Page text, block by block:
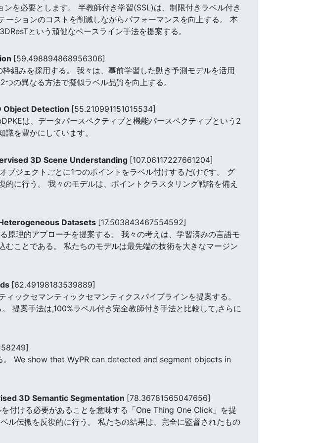
を必要とします。 半教師付き学習(SSL)は、制限付きラベル付き
ションのコストを削減しながらパフォーマンスを向上する。 本
という頑健なベースライン手法を提案する。
[59.498894868956306]
みを採用する。 我々は、事前学習した動き予測モデルを活用
の異なる方法で擬似ラベル品質を向上する。
Object Detection [55.210991151015534]
は、データパースペクティブと機能パースペクティブという2
を豊かにしています。
3D Scene Understanding [107.06117227661204]
ジェクトごとに1つのポイントをラベル付けするだけです。 グ
に行う。 我々のモデルは、ポイントクラスタリング戦略を備え
Datasets [17.503843467554592]
原理的アプローチを提案する。 我々の考えは、学習済みの言語モ
ことである。 私たちのモデルは最先端の技術を大きなマージン
[62.49198183539889]
ックセマンティックセマンティクスパイプラインを提案する。
提案手法は,100%ラベル付き完全教師付き手法と比較して,さらに
We show that WyPR can detected and segment objects in
3D Semantic Segmentation [78.36781565047656]
付ける必要があることを意味する「One Thing One Click」を提
ル伝搬を反復的に行う。 私たちの結果は、完全に監督されたもの